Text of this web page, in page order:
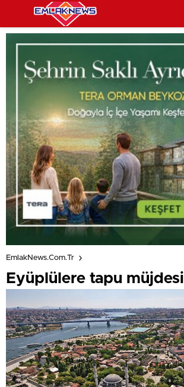
EmlakNews.com.tr
Eyüplülere tapu müjdesi